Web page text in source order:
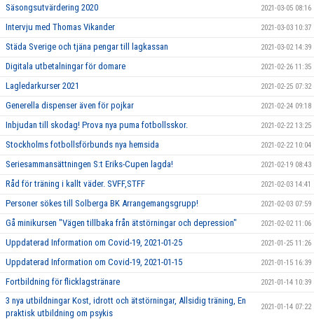
Säsongsutvärdering 2020 2021-03-05 08:16
Intervju med Thomas Vikander 2021-03-03 10:37
Städa Sverige och tjäna pengar till lagkassan 2021-03-02 14:39
Digitala utbetalningar för domare 2021-02-26 11:35
Lagledarkurser 2021 2021-02-25 07:32
Generella dispenser även för pojkar 2021-02-24 09:18
Inbjudan till skodag! Prova nya puma fotbollsskor. 2021-02-22 13:25
Stockholms fotbollsförbunds nya hemsida 2021-02-22 10:04
Seriesammansättningen S:t Eriks-Cupen lagda! 2021-02-19 08:43
Råd för träning i kallt väder. SVFF,STFF 2021-02-03 14:41
Personer sökes till Solberga BK Arrangemangsgrupp! 2021-02-03 07:59
Gå minikursen "Vägen tillbaka från ätstörningar och depression" 2021-02-02 11:06
Uppdaterad Information om Covid-19, 2021-01-25 2021-01-25 11:26
Uppdaterad Information om Covid-19, 2021-01-15 2021-01-15 16:39
Fortbildning för flicklagstränare 2021-01-14 10:39
3 nya utbildningar Kost, idrott och ätstörningar, Allsidig träning, En
praktisk utbildning om psykis
2021-01-14 07:22